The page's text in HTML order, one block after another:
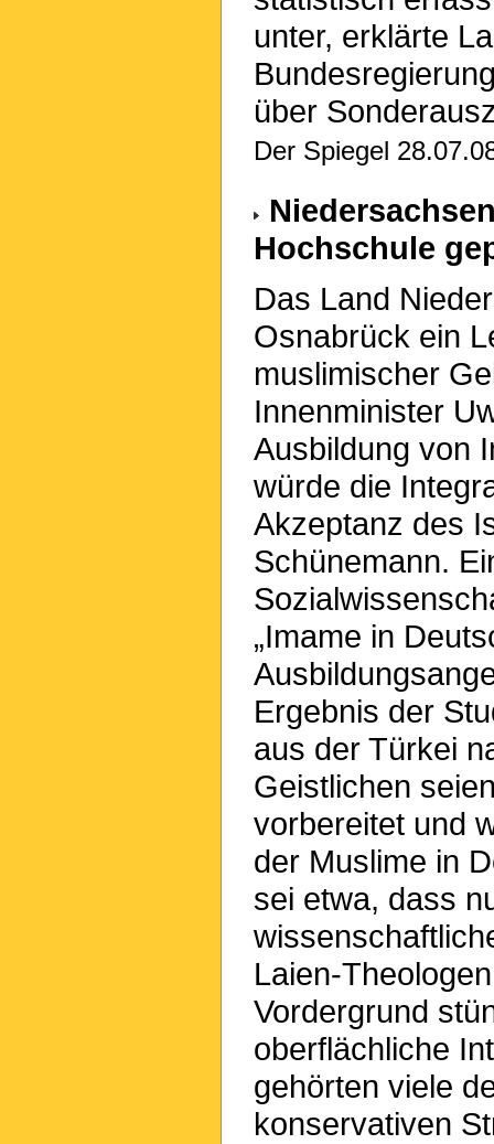
unter, erklärte
über
Der Spiegel
Hochschule
Das Land
Osnabrück ein
muslimischer
Innenminister
Ausbildung von
würde die
Akzeptanz des
Schünemann.
„Imame in
Ergebnis der
aus der Türkei
Geistlichen
vorbereitet und
der Muslime in
sei etwa, dass
Laien-
Vordergrund
oberflächliche
gehörten viele
konservativen